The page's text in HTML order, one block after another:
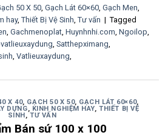
50 X 50 Gạch Lát 60×60 Gạch Men
hay, Thiết Bị Vệ Sinh Tư vấn | Tagged
Gachmenoplat Huynhnhi.com Ngoilop
Satthepximang
Vatlieuxaydung
X 40, GẠCH 50 X 50, GẠCH LÁT 60×60,
DỰNG KINH NGHIỆM HAY ,THIẾT BỊ VỆ
SINH
TƯ VẤN
Bán sứ 100 x 100